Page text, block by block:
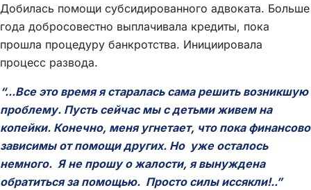
Добилась помощи субсидированного адвоката. Больше
года добросовестно выплачивала кредиты, пока
прошла процедуру банкротства. Инициировала
процесс развода.
“...Все это время я старалась сама решить возникшую
проблему. Пусть сейчас мы с детьми живем на
копейки. Конечно, меня угнетает, что пока финансово
зависимы от помощи других. Но уже осталось
немного. Я не прошу о жалости, я вынуждена
обратиться за помощью. Просто силы иссякли!..”